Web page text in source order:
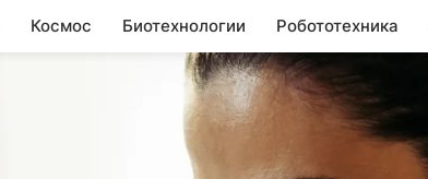
Космос Биотехнологии Робототехника